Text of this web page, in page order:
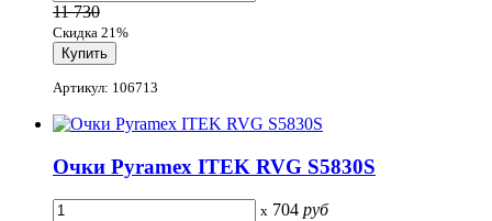
11 730
Скидка 21%
Артикул: 106713
Очки Pyramex ITEK RVG S5830S
x 704 руб